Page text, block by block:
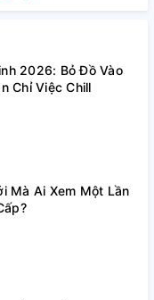
2026: Bỏ Đồ Vào
Chỉ Việc Chill
Mà Ai Xem Một Lần